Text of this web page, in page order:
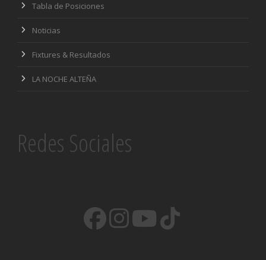
Tabla de Posiciones
Noticias
Fixtures & Resultados
LA NOCHE ALTEÑA
Redes Sociales